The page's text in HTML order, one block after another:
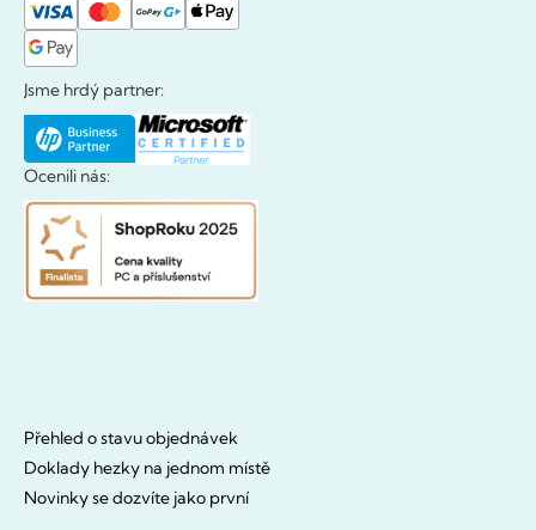
Jsme hrdý partner:
Ocenili nás:
Přehled o stavu objednávek
Doklady hezky na jednom místě
Novinky se dozvíte jako první